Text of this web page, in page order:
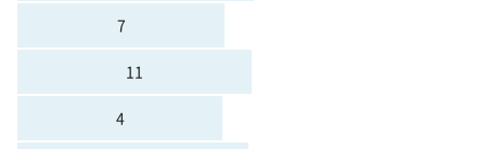
7
11
4